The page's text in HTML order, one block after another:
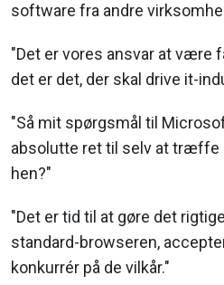
software fra andre
"Det er vores ansvar at være
det er det, der skal drive it-
"Så mit spørgsmål til
absolutte ret til selv at træffe
hen?"
"Det er tid til at gøre det
standard-browseren,
konkurrér på de vilkår."